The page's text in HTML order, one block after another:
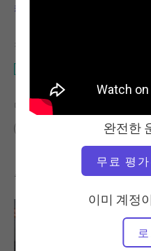
완전한
무료 평
이미 계정
캐리 루소
필요한 장비
다음에 대한 유사한 클래스
개혁
좋아할 만한 다른 운동